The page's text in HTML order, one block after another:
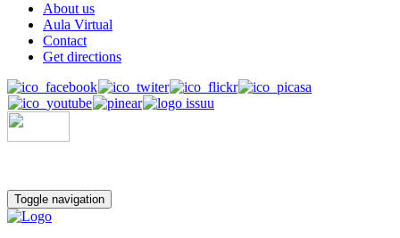
About us
Aula Virtual
Contact
Get directions
Toggle navigation